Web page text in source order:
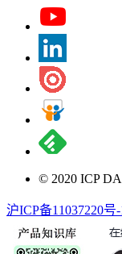
© 2020 ICP
沪ICP备11037220号-